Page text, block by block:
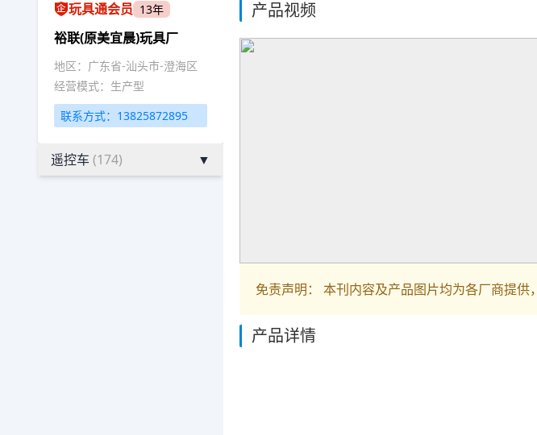
玩具通会员 13年
裕联(原美宜晨)玩具厂
地区：广东省-汕头市-澄海区
经营模式：生产型
联系方式：13825872895
遥控车 (174) ▼
产品视频
免责声明： 本刊内容及产品图片均为各厂商提供
产品详情